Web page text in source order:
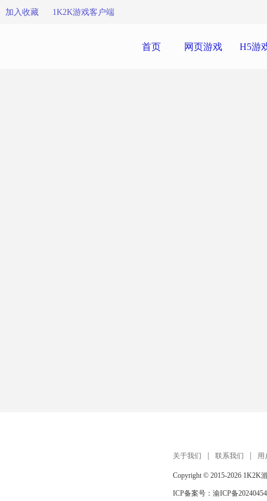
加入收藏 1K2K游戏客户端
首页 网页游戏 H5游
关于我们 联系我们 用
Copyright © 2015-2026 1K2K
ICP备案号： 渝ICP备